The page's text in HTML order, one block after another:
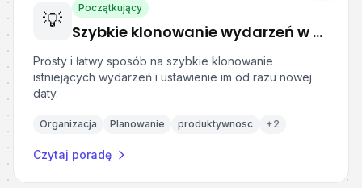
💡
Początkujący
Szybkie klonowanie wydarzeń w Kalendarzu Google
Prosty i łatwy sposób na szybkie klonowanie
istniejących wydarzeń i ustawienie im od razu nowej
daty.
Organizacja Planowanie produktywnosc +2
Czytaj poradę